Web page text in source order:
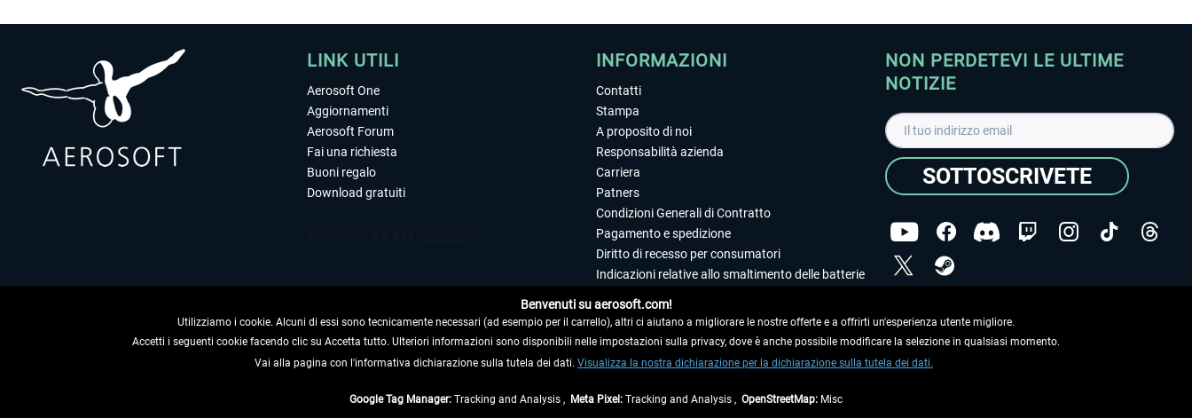
LINK UTILI
Aerosoft One
Aggiornamenti
Aerosoft Forum
Fai una richiesta
Buoni regalo
Download gratuiti
RECEDERE DAL CONTRATTO
INFORMAZIONI
Contatti
Stampa
A proposito di noi
Responsabilità azienda
Carriera
Patners
Condizioni Generali di Contratto
Pagamento e spedizione
Diritto di recesso per consumatori
Indicazioni relative allo smaltimento delle batterie
Editoriale
NON PERDETEVI LE ULTIME
NOTIZIE
SOTTOSCRIVETE
dei dati.
Copyright © Aerosoft GmbH. Tutti i diritti riservati.
Benvenuti su aerosoft.com!
Utilizziamo i cookie. Alcuni di essi sono tecnicamente necessari (ad esempio per il carrello), altri ci aiutano a migliorare le nostre offerte e a offrirti un'esperienza utente migliore.
Accetti i seguenti cookie facendo clic su Accetta tutto. Ulteriori informazioni sono disponibili nelle impostazioni sulla privacy, dove è anche possibile modificare la selezione in qualsiasi momento.
Vai alla pagina con l'informativa dichiarazione sulla tutela dei dati. Visualizza la nostra dichiarazione per la dichiarazione sulla tutela dei dati.
Google Tag Manager: Tracking and Analysis , Meta Pixel: Tracking and Analysis , OpenStreetMap: Misc